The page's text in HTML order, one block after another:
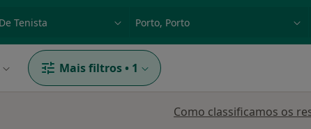
Mais filtros • 1
Como classificamos os